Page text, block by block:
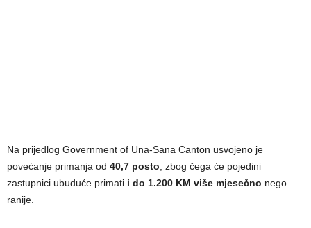
Na prijedlog Government of Una-Sana Canton usvojeno je
povećanje primanja od 40,7 posto , zbog čega će pojedini
zastupnici ubuduće primati i do 1.200 KM više mjesečno nego
ranije.